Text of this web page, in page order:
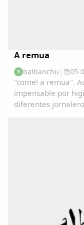
A remua
B balbanchu | 05-
"comel a remua".
impensable por
diferentes